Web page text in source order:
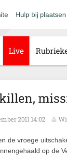
Hulp bij
Live
2011 14:02
de vroege
op de